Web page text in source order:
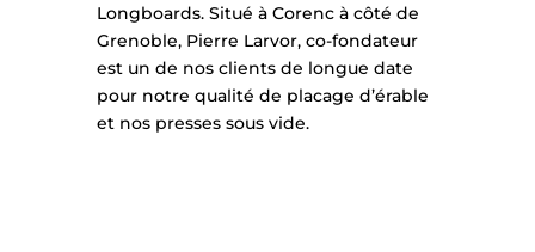
Longboards. Situé à Corenc à côté de
Grenoble, Pierre Larvor, co-fondateur
est un de nos clients de longue date
pour notre qualité de placage d’érable
et nos presses sous vide.